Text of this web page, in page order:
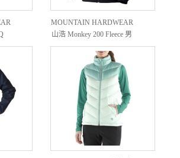
MOUNTAIN HARDWEAR
山浩 Monkey 200 Fleece 男
士抓绒外套